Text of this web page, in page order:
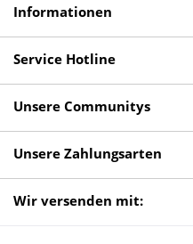
Informationen
Service Hotline
Unsere Communitys
Unsere Zahlungsarten
Wir versenden mit: